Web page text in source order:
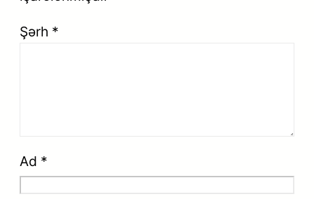
Şərh *
Ad *